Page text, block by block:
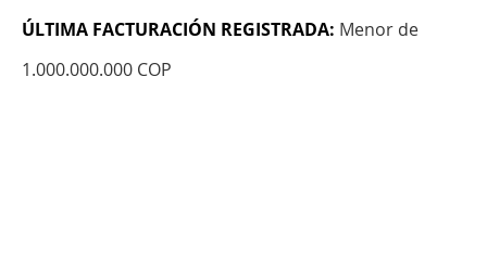
ÚLTIMA FACTURACIÓN REGISTRADA: Menor de
1.000.000.000 COP